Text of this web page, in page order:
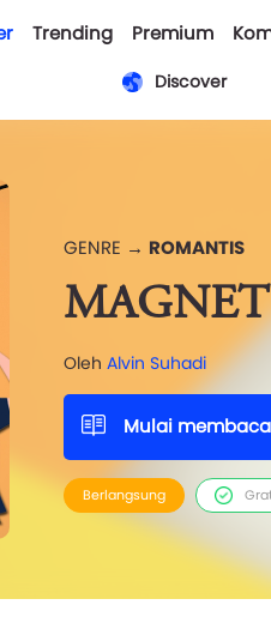
Trending Premium
Discover
GENRE → ROMANTIS
Oleh Alvin Suhadi
Mulai membaca
Berlangsung